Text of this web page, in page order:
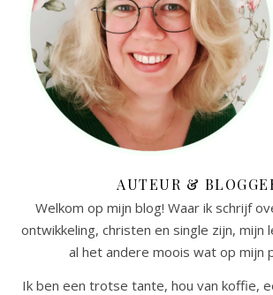
AUTEUR &
Welkom op mijn blog! Waar ik schrijf
ontwikkeling, christen en single zijn, mijn
al het andere moois wat op mijn
Ik ben een trotse tante, hou van koffie,